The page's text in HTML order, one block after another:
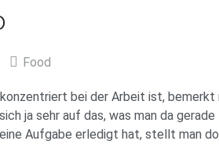
Food
bei der Arbeit ist, bemerkt
ja sehr auf das, was man da
Aufgabe erledigt hat, stellt man